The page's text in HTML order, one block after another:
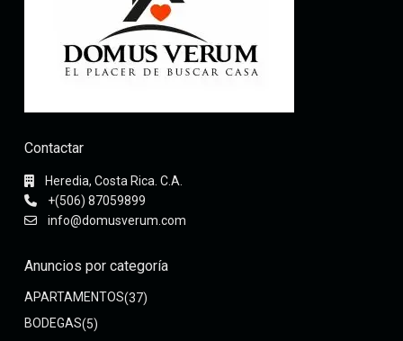
Contactar
Heredia, Costa Rica. C.A.
+(506) 87059899
info@domusverum.com
Anuncios por categoría
APARTAMENTOS(37)
BODEGAS(5)